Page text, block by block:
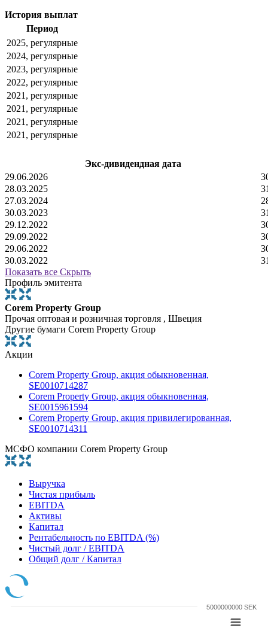
История выплат
Период
2025, регулярные
2024, регулярные
2023, регулярные
2022, регулярные
2021, регулярные
2021, регулярные
2021, регулярные
2021, регулярные
Экс-дивидендная дата
29.06.2026
28.03.2025
27.03.2024
30.03.2023
29.12.2022
29.09.2022
29.06.2022
30.03.2022
Показать все Скрыть
Профиль эмитента
Corem Property Group
Прочая оптовая и розничная торговля , Швеция
Другие бумаги Corem Property Group
Акции
Corem Property Group, акция обыкновенная,
SE0010714287
Corem Property Group, акция обыкновенная,
SE0015961594
Corem Property Group, акция привилегированная,
SE0010714311
МСФО компании Corem Property Group
Выручка
Чистая прибыль
EBITDA
Активы
Капитал
Рентабельность по EBITDA (%)
Чистый долг / EBITDA
Общий долг / Капитал
5000000000 SEK